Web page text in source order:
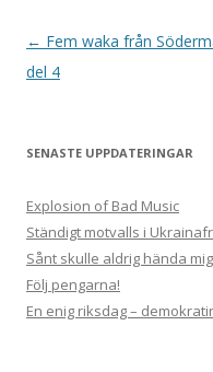
Post
navigation
← Fem waka från
del 4
SENASTE UPPDATERINGAR
Explosion of Bad Music
Ständigt motvalls i
Sånt skulle aldrig hända mig
Följ pengarna!
En enig riksdag –